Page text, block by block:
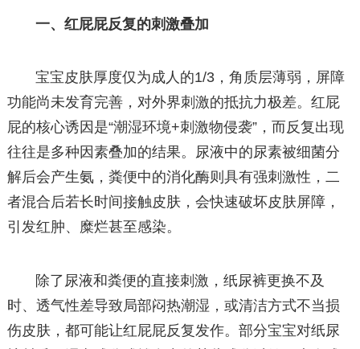
一、红屁屁反复的刺激叠加
宝宝皮肤厚度仅为成人的1/3，角质层薄弱，屏障
功能尚未发育完善，对外界刺激的抵抗力极差。红屁
屁的核心诱因是“潮湿环境+刺激物侵袭”，而反复出现
往往是多种因素叠加的结果。尿液中的尿素被细菌分
解后会产生氨，粪便中的消化酶则具有强刺激性，二
者混合后若长时间接触皮肤，会快速破坏皮肤屏障，
引发红肿、糜烂甚至感染。
除了尿液和粪便的直接刺激，纸尿裤更换不及
时、透气性差导致局部闷热潮湿，或清洁方式不当损
伤皮肤，都可能让红屁屁反复发作。部分宝宝对纸尿